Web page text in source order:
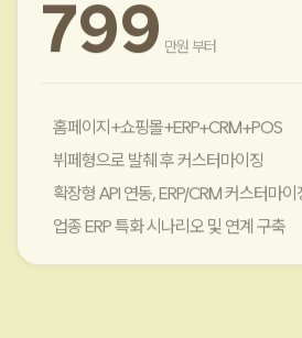
799
홈페이지+쇼핑몰+ERP+CRM+POS
뷔페형으로 발췌 후 커스터마이징
확장형 API 연동, ERP/CRM 커스터마이징
업종 ERP 특화 시나리오 및 연계 구축